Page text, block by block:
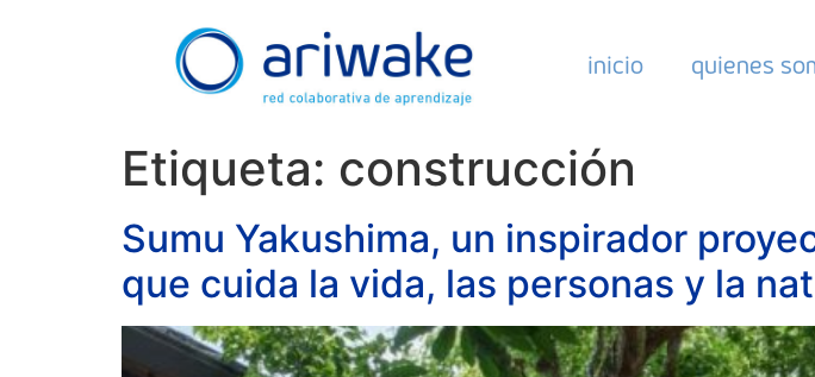
inicio quienes
Etiqueta: construcción
Sumu Yakushima, un inspirador
que cuida la vida, las personas y la